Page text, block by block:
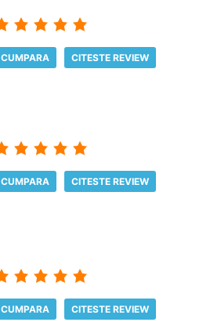
CUMPARA CITESTE REVIEW
CUMPARA CITESTE REVIEW
CUMPARA CITESTE REVIEW